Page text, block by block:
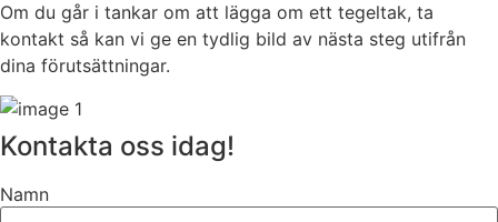
Om du går i tankar om att lägga om ett tegeltak, ta
kontakt så kan vi ge en tydlig bild av nästa steg utifrån
dina förutsättningar.
Kontakta oss idag!
Namn